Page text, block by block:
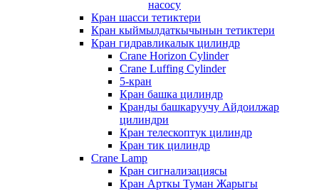
насосу
Кран шасси тетиктери
Кран кыймылдаткычынын тетиктери
Кран гидравликалык цилиндр
Crane Horizon Cylinder
Crane Luffing Cylinder
5-кран
Кран башка цилиндр
Кранды башкаруучу Айдоилжар
цилиндри
Кран телескоптук цилиндр
Кран тик цилиндр
Crane Lamp
Кран сигнализациясы
Кран Арткы Туман Жарыгы